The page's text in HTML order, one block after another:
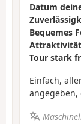
Datum
Bequemes
Tour stark
Einfach,